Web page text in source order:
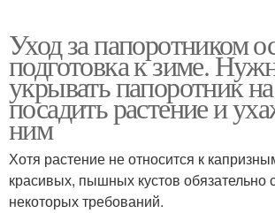
Уход за папоротником
подготовка к зиме.
укрывать папоротник
посадить растение и
ним
Хотя растение не относится к
красивых, пышных кустов обязательно
некоторых требований.